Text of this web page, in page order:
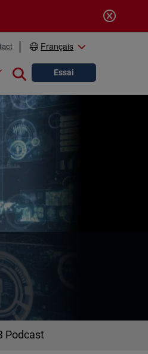
Français
Close search
Essai
Podcast